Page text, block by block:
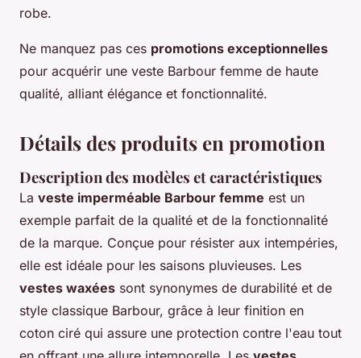
robe.
Ne manquez pas ces promotions exceptionnelles
pour acquérir une veste Barbour femme de haute
qualité, alliant élégance et fonctionnalité.
Détails des produits en promotion
Description des modèles et caractéristiques
La veste imperméable Barbour femme est un
exemple parfait de la qualité et de la fonctionnalité
de la marque. Conçue pour résister aux intempéries,
elle est idéale pour les saisons pluvieuses. Les
vestes waxées sont synonymes de durabilité et de
style classique Barbour, grâce à leur finition en
coton ciré qui assure une protection contre l'eau tout